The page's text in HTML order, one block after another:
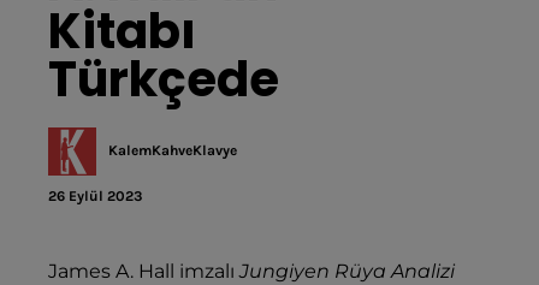
Kitabı
Türkçede
KalemKahveKlavye
26 Eylül 2023
James A. Hall imzalıJungiyen Rüya Analizi